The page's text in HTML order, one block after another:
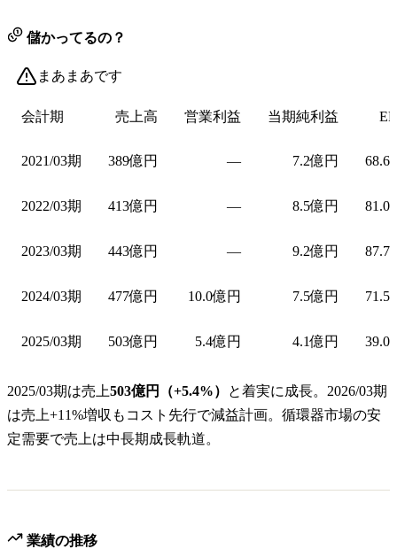
儲かってるの？
まあまあです
会計期 売上高 営業利益 当期純利益
2021/03期 389億円 — 7.2億円 68.6
2022/03期 413億円 — 8.5億円 81.0
2023/03期 443億円 — 9.2億円 87.7
2024/03期 477億円 10.0億円 7.5億円 71.5
2025/03期 503億円 5.4億円 4.1億円 39.0
2025/03期は売上503億円（+5.4%）
と着実に成長。2026/03期
は売上+11%増収もコスト先行で減益計画。循環器市場の安
定需要で売上は中長期成長軌道。
業績の推移